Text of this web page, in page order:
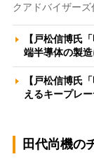
クアドバイザー
【戸松信博氏
端半導体の製
【戸松信博氏
えるキープレ
田代尚機の